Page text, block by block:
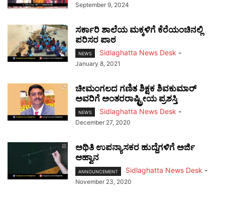
September 9, 2024
ಸರ್ಕಾರಿ ಶಾಲೆಯ ಮಕ್ಕಳಿಗೆ ಕೆರೆಯಂಚಿನಲ್ಲಿ
ಪರಿಸರ ಪಾಠ
NEWS Sidlaghatta News Desk -
January 8, 2021
ಚೀಮಂಗಲದ ಗಣಿತ ಶಿಕ್ಷಕ ಶಿವಕುಮಾರ್
ಅವರಿಗೆ ಅಂತರರಾಷ್ಟ್ರೀಯ ಪ್ರಶಸ್ತಿ
NEWS Sidlaghatta News Desk -
December 27, 2020
ಅಥಿತಿ ಉಪನ್ಯಾಸಕರ ಹುದ್ದೆಗಳಿಗೆ ಅರ್ಜಿ
ಆಹ್ವಾನ
ANNOUNCEMENT Sidlaghatta News Desk -
November 23, 2020